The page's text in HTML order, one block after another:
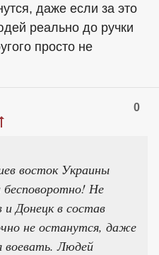
даже если за это
реально до ручки
просто не
0
восток Украины
бесповоротно! Не
и Донецк в состав
не останутся, даже
воевать. Людей